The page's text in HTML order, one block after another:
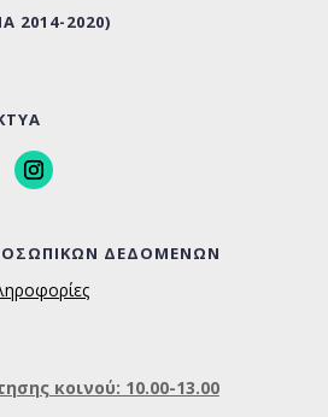
2014-2020)
ΔΕΔΟΜΕΝΩΝ
κοινού: 10.00-13.00